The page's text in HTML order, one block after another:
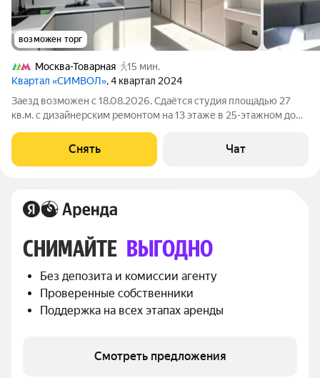
возможен торг
Москва-Товарная
15 мин.
Квартал «СИМВОЛ», 4 квартал 2024
Заезд возможен с 18.08.2026. Сдаётся студия площадью 27
кв.м. с дизайнерским ремонтом на 13 этаже в 25-этажном доме
машина Дом -
Снять Чат
СНИМАЙТЕ ВЫГОДНО
Без депозита и комиссии агенту
Проверенные собственники
Поддержка на всех этапах аренды
Смотреть предложения